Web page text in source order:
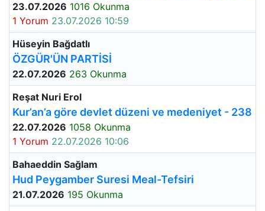
23.07.2026 1016 Okunma
1 Yorum 23.07.2026 10:59
Hüseyin Bağdatlı
ÖZGÜR'ÜN PARTİSİ
22.07.2026 263 Okunma
Reşat Nuri Erol
Kur’an’a göre devlet düzeni ve medeniyet - 238
22.07.2026 1058 Okunma
1 Yorum 22.07.2026 10:06
Bahaeddin Sağlam
Hud Peygamber Suresi Meal-Tefsiri
21.07.2026 195 Okunma